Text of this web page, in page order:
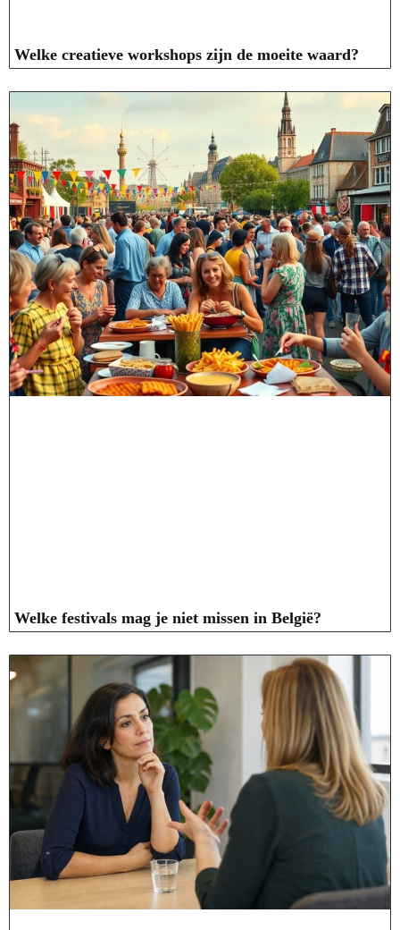
Welke creatieve workshops zijn de moeite waard?
Welke festivals mag je niet missen in België?